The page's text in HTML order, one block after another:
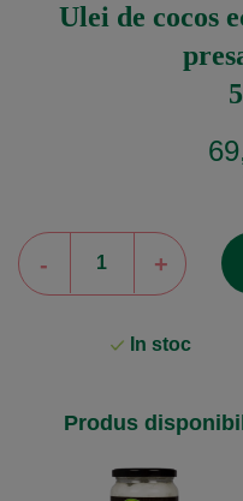
ulei de cocos ecologic extravirgin,
- +
In stoc
Produs